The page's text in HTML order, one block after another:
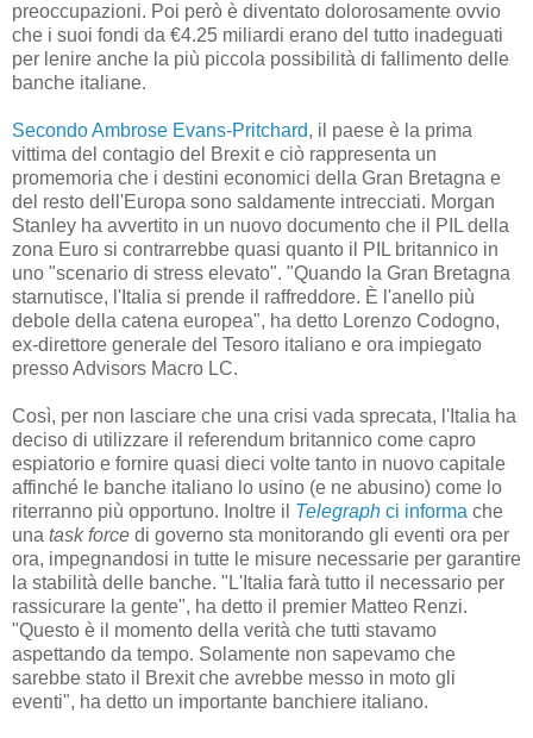
preoccupazioni. Poi però è diventato dolorosamente ovvio
che i suoi fondi da €4.25 miliardi erano del tutto inadeguati
per lenire anche la più piccola possibilità di fallimento delle
banche italiane.
Secondo Ambrose Evans-Pritchard, il paese è la prima
vittima del contagio del Brexit e ciò rappresenta un
promemoria che i destini economici della Gran Bretagna e
del resto dell'Europa sono saldamente intrecciati. Morgan
Stanley ha avvertito in un nuovo documento che il PIL della
zona Euro si contrarrebbe quasi quanto il PIL britannico in
uno "scenario di stress elevato". "Quando la Gran Bretagna
starnutisce, l'Italia si prende il raffreddore. È l'anello più
debole della catena europea", ha detto Lorenzo Codogno,
ex-direttore generale del Tesoro italiano e ora impiegato
presso Advisors Macro LC.
Così, per non lasciare che una crisi vada sprecata, l'Italia ha
deciso di utilizzare il referendum britannico come capro
espiatorio e fornire quasi dieci volte tanto in nuovo capitale
affinché le banche italiano lo usino (e ne abusino) come lo
riterranno più opportuno. Inoltre il Telegraph ci informa che
una task force di governo sta monitorando gli eventi ora per
ora, impegnandosi in tutte le misure necessarie per garantire
la stabilità delle banche. "L'Italia farà tutto il necessario per
rassicurare la gente", ha detto il premier Matteo Renzi.
"Questo è il momento della verità che tutti stavamo
aspettando da tempo. Solamente non sapevamo che
sarebbe stato il Brexit che avrebbe messo in moto gli
eventi", ha detto un importante banchiere italiano.